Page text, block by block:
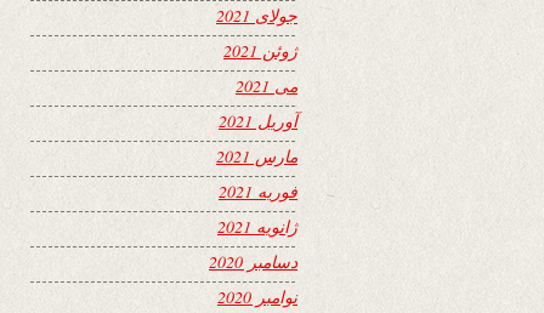
جولای 2021
ژوئن 2021
می 2021
آوریل 2021
مارس 2021
فوریه 2021
ژانویه 2021
دسامبر 2020
نوامبر 2020